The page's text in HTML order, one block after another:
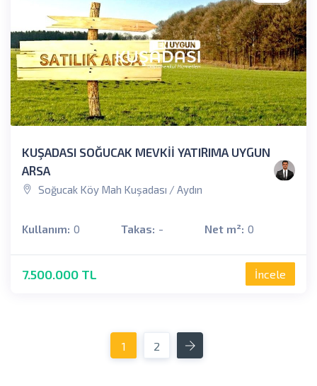
KUŞADASI SOĞUCAK MEVKİİ YATIRIMA UYGUN
ARSA
Soğucak Köy Mah Kuşadası / Aydın
Kullanım: 0 Takas: - Net m²: 0
7.500.000 TL İncele
1 2 İleri